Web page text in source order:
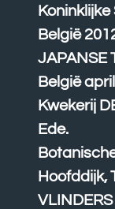
België
JAPANSE
België
Kwekerij
Ede.
Hoofddijk,
VLINDERS